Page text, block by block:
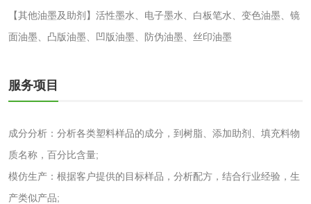
【其他油墨及助剂】活性墨水、电子墨水、白板笔水、变色油墨、镜
面油墨、凸版油墨、凹版油墨、防伪油墨、丝印油墨
服务项目
成分分析：分析各类塑料样品的成分，到树脂、添加助剂、填充料物
质名称，百分比含量;
模仿生产：根据客户提供的目标样品，分析配方，结合行业经验，生
产类似产品;
化妆品急性经口毒
性试验
化妆品皮肤变态反
洗衣液检测 洗涤剂检测
花露水检测 蚊香液检测